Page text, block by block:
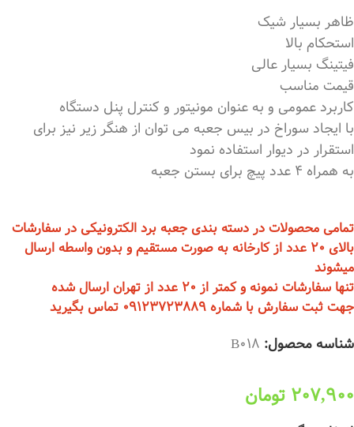
ظاهر بسیار شیک
استحکام بالا
فیتینگ بسیار عالی
قیمت مناسب
کاربرد عمومی و به عنوان مونیتور و کنترل پنل دستگاه
با ایجاد سوراخ در بیس جعبه می توان از هنگر زیر نیز برای
استقرار در دیوار استفاده نمود
به همراه 4 عدد پیچ برای بستن جعبه
تمامی محصولات در دسته بندی جعبه برد الکترونیکی در سفارشات
بالای 20 عدد از کارخانه به صورت مستقیم و بدون واسطه ارسال
میشوند
تنها سفارشات نمونه و کمتر از 20 عدد از تهران ارسال شده
جهت ثبت سفارش با شماره 09123723889 تماس بگیرید
شناسه محصول: B018
207,900 تومان